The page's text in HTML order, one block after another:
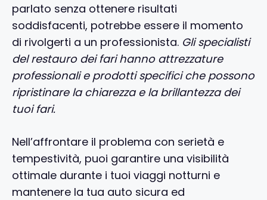
parlato senza ottenere risultati
soddisfacenti, potrebbe essere il momento
di rivolgerti a un professionista. Gli specialisti
del restauro dei fari hanno attrezzature
professionali e prodotti specifici che possono
ripristinare la chiarezza e la brillantezza dei
tuoi fari.
Nell’affrontare il problema con serietà e
tempestività, puoi garantire una visibilità
ottimale durante i tuoi viaggi notturni e
mantenere la tua auto sicura ed